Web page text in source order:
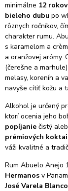
minimálne 12 rokov
bieleho dubu po
rôznych ročníkov,
charakter rumu.
s karamelom a
a oranžovej arómy.
(čerešne a
melasy, korenín a
navyše cítiť kožu a
Alkohol je určený
ktorí ocenia jeho
popíjanie čistý
prémiových
váži kvalitné a
Rum Abuelo Anejo
Hermanos v
José Varela Blanco